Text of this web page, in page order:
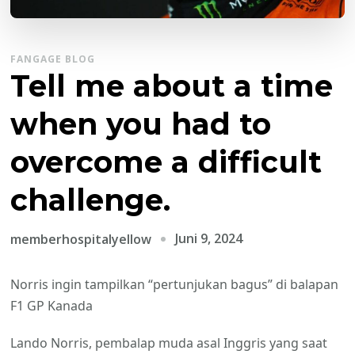
FANGAGE BLOG
Tell me about a time
when you had to
overcome a difficult
challenge.
memberhospitalyellow Juni 9, 2024
Norris ingin tampilkan “pertunjukan bagus” di balapan
F1 GP Kanada
Lando Norris, pembalap muda asal Inggris yang saat